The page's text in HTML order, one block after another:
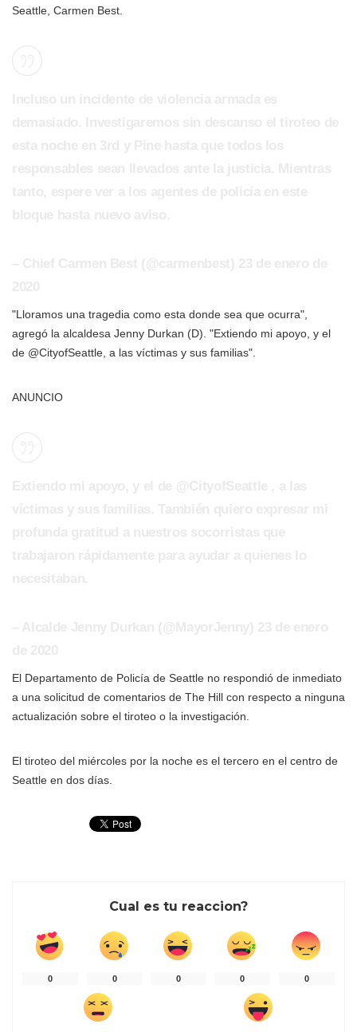
Seattle, Carmen Best.
"Lloramos una tragedia como esta donde sea que ocurra",
agregó la alcaldesa Jenny Durkan (D). "Extiendo mi apoyo, y el
de @CityofSeattle, a las víctimas y sus familias".
ANUNCIO
El Departamento de Policía de Seattle no respondió de inmediato
a una solicitud de comentarios de The Hill con respecto a ninguna
actualización sobre el tiroteo o la investigación.
El tiroteo del miércoles por la noche es el tercero en el centro de
Seattle en dos días.
Cual es tu reaccion?
0 0 0 0 0